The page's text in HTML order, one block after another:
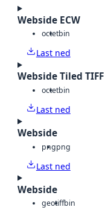
Webside ECW
octetbin
Last ned
Webside Tiled TIFF
octetbin
Last ned
Webside
pngpng
Last ned
Webside
geotiffbin